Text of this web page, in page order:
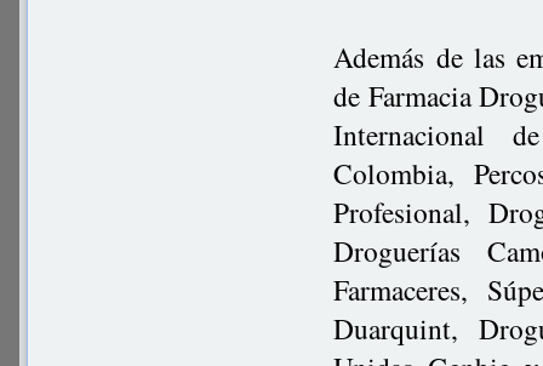
Además de las
de Farmacia
Internacional
Colombia,
Profesional,
Droguerías
Farmaceres,
Duarquint,